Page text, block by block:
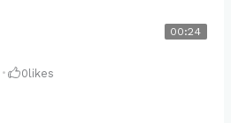
00:24
• 0likes